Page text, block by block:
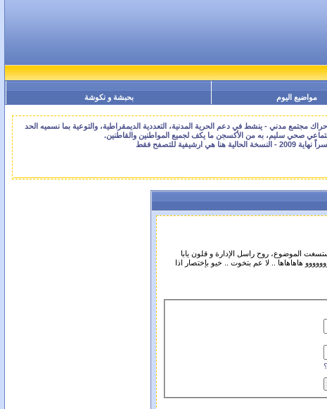
مواضيع اليوم بحبشة و نكوشة
مجتمع مدني - ينشط في دعم الحرية المدنية، التعددية الديمقراطية، والتوعية بما نسميه الحد
صحي سليم، به من الأكسجن ما يكف لجميع المواطنين والقاطنين.
الموضوع، روح راسل الإدارة و قلون يابا
هاهاهاها .. لا عم بتخوت .. خيو بإختصار اذا